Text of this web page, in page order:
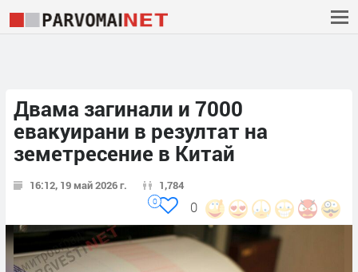
Двама загинали и 7000
евакуирани в резултат на
земетресение в Китай
16:12, 19 май 2026 г. 1,784
0
0